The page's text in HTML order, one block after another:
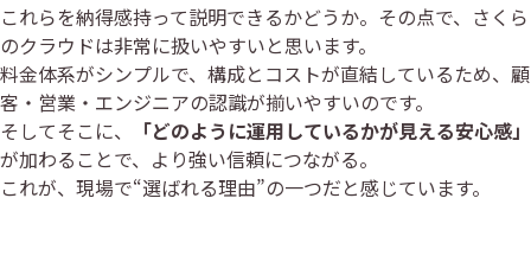
これらを納得感持って説明できるかどうか。その点で、さくら
のクラウドは非常に扱いやすいと思います。
料金体系がシンプルで、構成とコストが直結しているため、顧
客・営業・エンジニアの認識が揃いやすいのです。
そしてそこに、
「どのように運用しているかが見える安心感」
が加わることで、より強い信頼につながる。
これが、現場で“選ばれる理由”の一つだと感じています。